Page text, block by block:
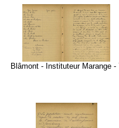
Blâmont - Instituteur Marange -